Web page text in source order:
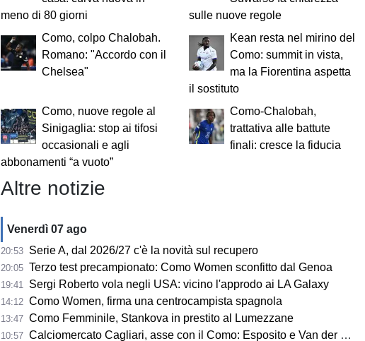
meno di 80 giorni
sulle nuove regole
Como, colpo Chalobah.
Romano: "Accordo con il
Chelsea"
Kean resta nel mirino del
Como: summit in vista,
ma la Fiorentina aspetta
il sostituto
Como, nuove regole al
Sinigaglia: stop ai tifosi
occasionali e agli
abbonamenti “a vuoto”
Como-Chalobah,
trattativa alle battute
finali: cresce la fiducia
Altre notizie
Venerdì 07 ago
20:53 Serie A, dal 2026/27 c'è la novità sul recupero
20:05 Terzo test precampionato: Como Women sconfitto dal Genoa
19:41 Sergi Roberto vola negli USA: vicino l'approdo ai LA Galaxy
14:12 Como Women, firma una centrocampista spagnola
13:47 Como Femminile, Stankova in prestito al Lumezzane
10:57 Calciomercato Cagliari, asse con il Como: Esposito e Van der Brempt sul tavolo